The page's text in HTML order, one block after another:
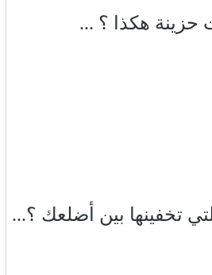
حزينة هكذا ؟ ...
تخفينها بين أضلعك ؟...